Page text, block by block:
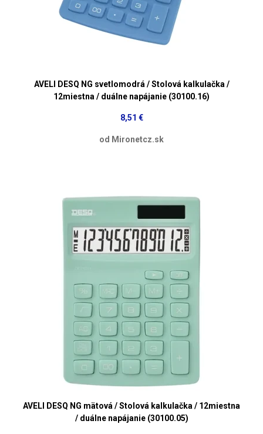
AVELI DESQ NG svetlomodrá / Stolová kalkulačka /
12miestna / duálne napájanie (30100.16)
8,51 €
od Mironetcz.sk
AVELI DESQ NG mätová / Stolová kalkulačka / 12miestna
/ duálne napájanie (30100.05)